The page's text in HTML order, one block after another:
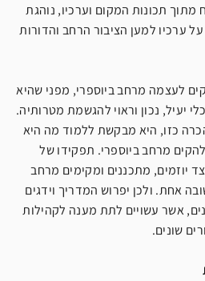
מתוך תכונות המקום וערכיו, נוהגת
ערכיו למען הציבור הרחב והדורות
לעצמה מרחב ביוספרי, מפני שהיא
יעיל, נכון וראוי להגשמת מטרותיה.
כזו, היא מבקשת ללמוד מה היא
מרחב ביוספרי. תפקידו של
יוזמים, מתכננים ומקימים מרחב
אחת. ולכן יפרוש המדריך וידגים
אשר עשויים לתת מענה לקהילות
שונים.